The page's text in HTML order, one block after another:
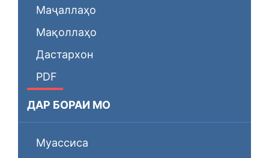
Маҷаллаҳо
Мақоллаҳо
Дастархон
PDF
ДАР БОРАИ МО
Муассиса